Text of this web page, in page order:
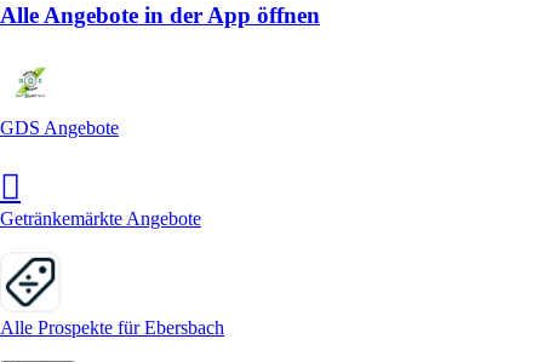
Alle Angebote in der App öffnen
GDS Angebote
Getränkemärkte Angebote
Alle Prospekte für Ebersbach